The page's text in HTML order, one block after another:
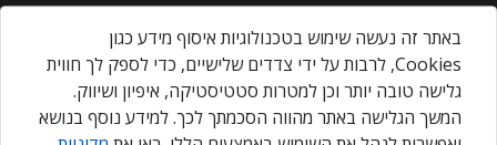
About Us
Privacy Policy
Contact Us
Our Events
באתר זה נעשה שימוש בטכנולוגיות איסוף מידע כגון
Cookies, לרבות על ידי צדדים שלישיים, כדי לספק לך חווית
גלישה טובה יותר וכן למטרות סטטיסטיקה, איפיון ושיווק.
המשך הגלישה באתר מהווה הסכמתך לכך. למידע נוסף בנושא